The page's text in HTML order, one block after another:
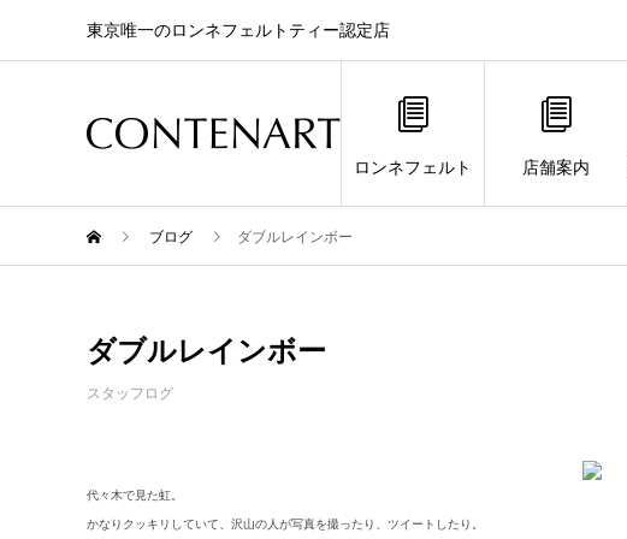
東京唯一のロンネフェルトティー認定店
ロンネフェルト 店舗案内
ブログ ダブルレインボー
ダブルレインボー
スタッフログ
代々木で見た虹。
かなりクッキリしていて、沢山の人が写真を撮ったり、ツイートしたり。